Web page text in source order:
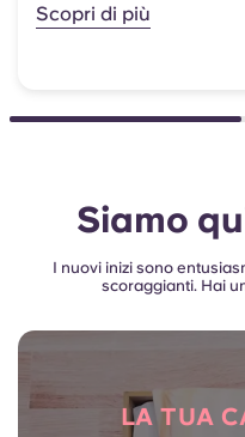
Scopri di più
Siamo
I nuovi inizi sono
scoraggianti. Hai
LA TUA